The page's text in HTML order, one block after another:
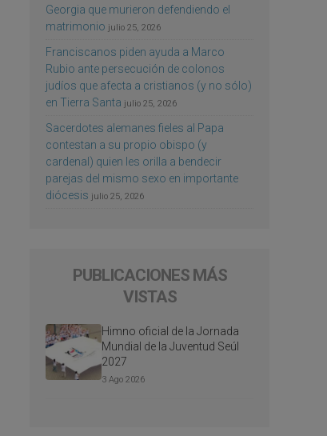
Georgia que murieron defendiendo el
matrimonio julio 25, 2026
Franciscanos piden ayuda a Marco
Rubio ante persecución de colonos
judíos que afecta a cristianos (y no sólo)
en Tierra Santa julio 25, 2026
Sacerdotes alemanes fieles al Papa
contestan a su propio obispo (y
cardenal) quien les orilla a bendecir
parejas del mismo sexo en importante
diócesis julio 25, 2026
PUBLICACIONES MÁS
VISTAS
Himno oficial de la Jornada
Mundial de la Juventud Seúl
2027
3 Ago 2026